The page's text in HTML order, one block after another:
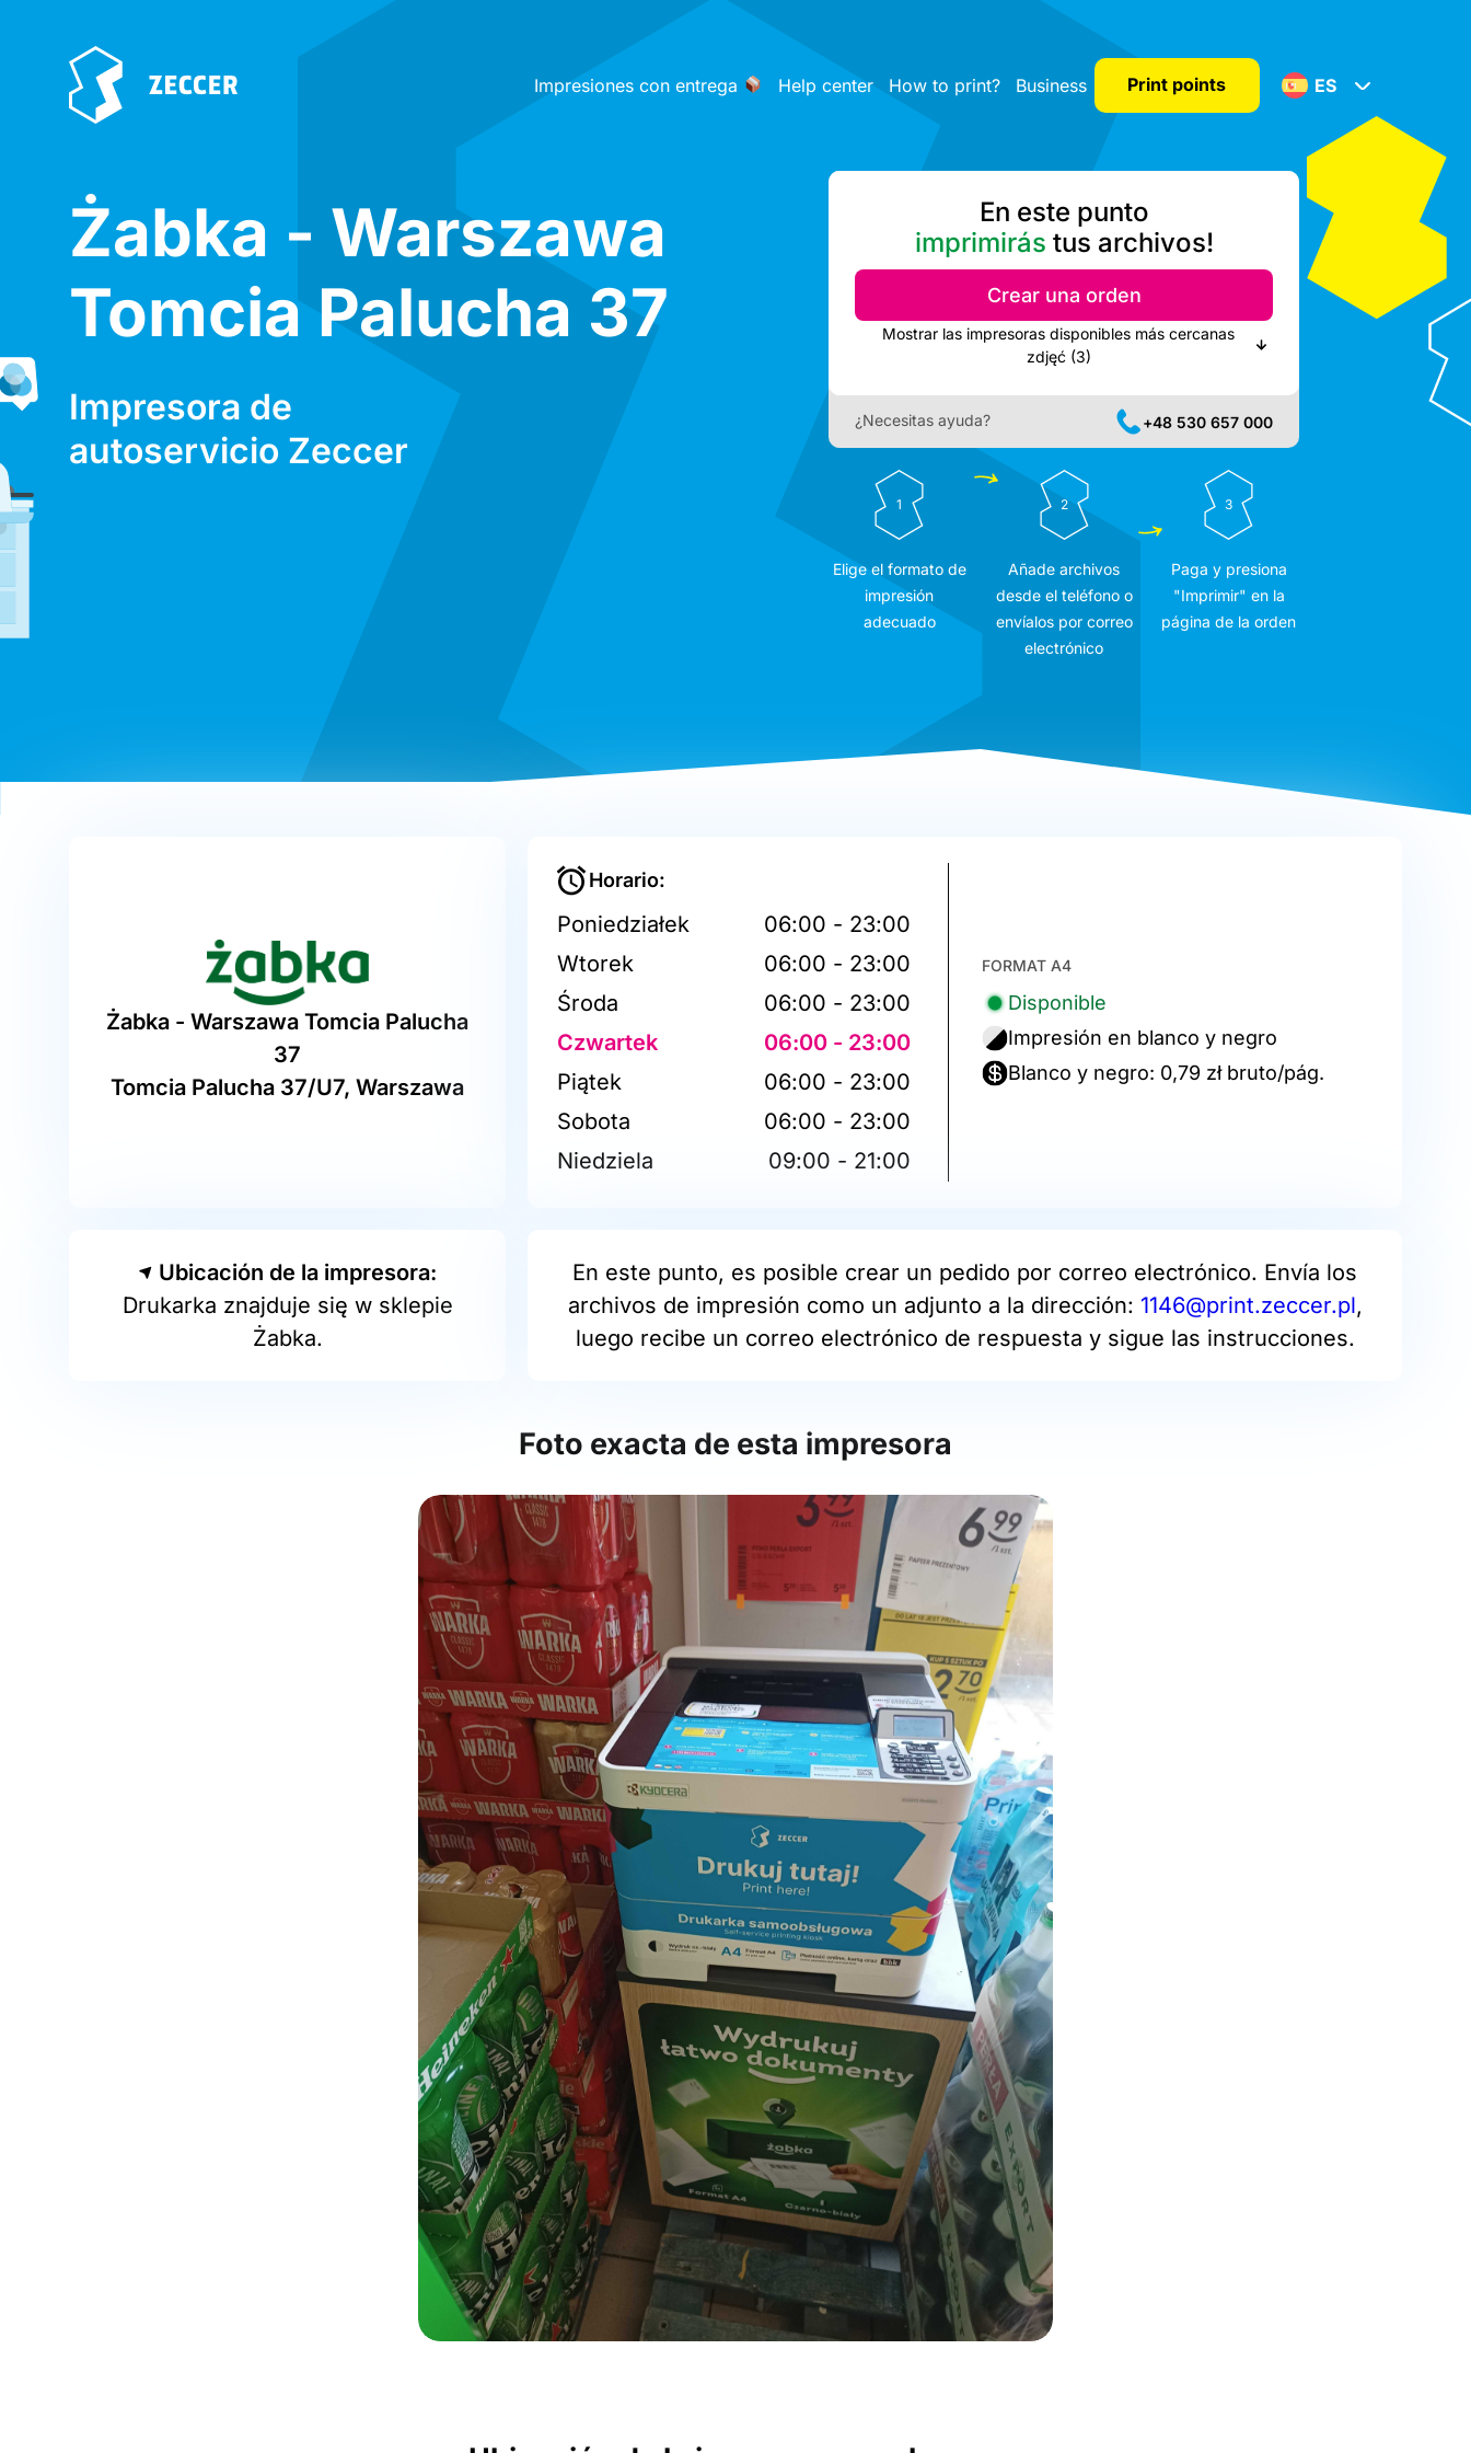
Impresiones con entrega Help center How to print? Business Print points ES
Żabka - Warszawa
Tomcia Palucha 37
Impresora de
autoservicio Zeccer
En este punto
imprimirás tus archivos!
Crear una orden
Mostrar las impresoras disponibles más cercanas
zdjęć (3)
¿Necesitas ayuda? +48 530 657 000
1
Elige el formato de
impresión
adecuado
2
Añade archivos
desde el teléfono o
envíalos por correo
electrónico
3
Paga y presiona
"Imprimir" en la
página de la orden
Żabka - Warszawa Tomcia Palucha
37
Tomcia Palucha 37/U7, Warszawa
Horario:
Poniedziałek
06:00 - 23:00
Wtorek
06:00 - 23:00
Środa
06:00 - 23:00
Czwartek
06:00 - 23:00
Piątek
06:00 - 23:00
Sobota
06:00 - 23:00
Niedziela
09:00 - 21:00
FORMAT A4
Disponible
Impresión en blanco y negro
Blanco y negro: 0,79 zł bruto/pág.
Ubicación de la impresora:
Drukarka znajduje się w sklepie
Żabka.
En este punto, es posible crear un pedido por correo electrónico. Envía los
archivos de impresión como un adjunto a la dirección: 1146@print.zeccer.pl,
luego recibe un correo electrónico de respuesta y sigue las instrucciones.
Foto exacta de esta impresora